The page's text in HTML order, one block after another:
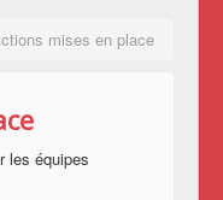
mises en place
les équipes